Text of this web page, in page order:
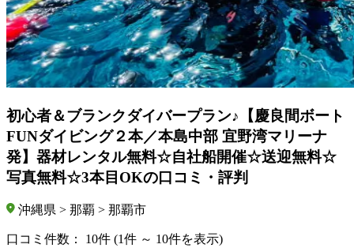
初心者＆ブランクダイバープラン♪【慶良間ボート
FUNダイビング２本／本島中部 宜野湾マリーナ
発】器材レンタル無料☆自社船開催☆送迎無料☆
写真無料☆3本目OKの口コミ・評判
沖縄県 > 那覇 > 那覇市
口コミ件数： 10件 (1件 ～ 10件を表示)